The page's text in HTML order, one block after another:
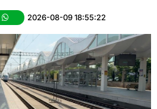
2026-08-09 18:55:22